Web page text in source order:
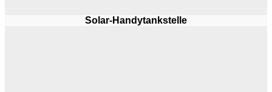
Solar-Handytankstelle